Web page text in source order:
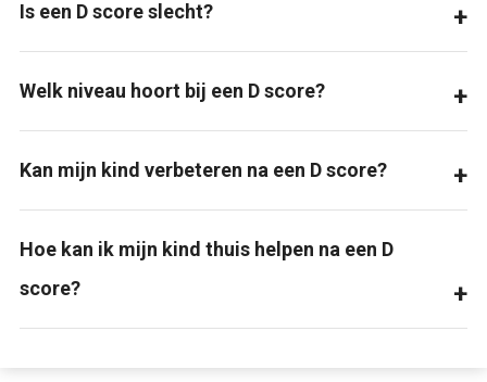
Is een D score slecht?
Welk niveau hoort bij een D score?
Kan mijn kind verbeteren na een D score?
Hoe kan ik mijn kind thuis helpen na een D
score?